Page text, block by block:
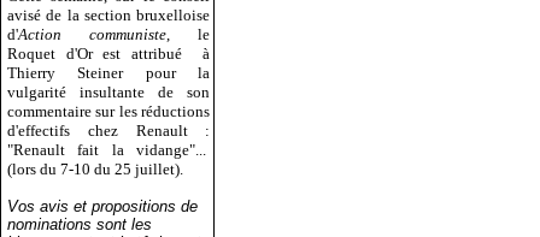
avisé de la section bruxelloise
d'Action communiste , le
Roquet d'Or est attribué
à
Thierry Steiner pour la
vulgarité insultante de son
commentaire sur les réductions
d'effectifs chez Renault :
"Renault fait la vidange"...
(lors du 7-10 du 25 juillet).
Vos avis et propositions de
nominations sont les